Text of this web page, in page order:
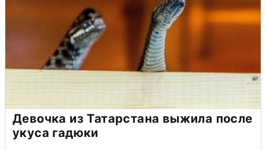
Девочка из Татарстана выжила после
укуса гадюки